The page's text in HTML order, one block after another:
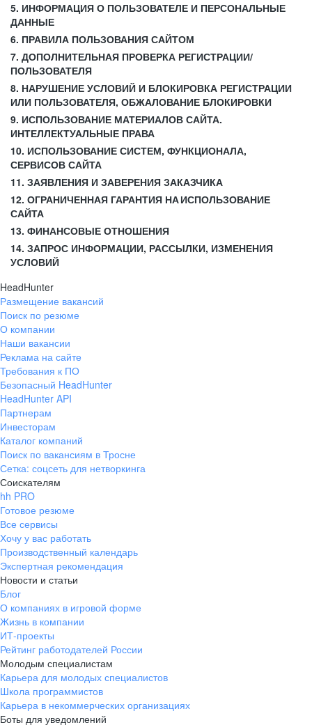
5. ИНФОРМАЦИЯ О ПОЛЬЗОВАТЕЛЕ И ПЕРСОНАЛЬНЫЕ
ДАННЫЕ
6. ПРАВИЛА ПОЛЬЗОВАНИЯ САЙТОМ
7. ДОПОЛНИТЕЛЬНАЯ ПРОВЕРКА РЕГИСТРАЦИИ/
ПОЛЬЗОВАТЕЛЯ
8. НАРУШЕНИЕ УСЛОВИЙ И БЛОКИРОВКА РЕГИСТРАЦИИ
ИЛИ ПОЛЬЗОВАТЕЛЯ, ОБЖАЛОВАНИЕ БЛОКИРОВКИ
9. ИСПОЛЬЗОВАНИЕ МАТЕРИАЛОВ САЙТА.
ИНТЕЛЛЕКТУАЛЬНЫЕ ПРАВА
10. ИСПОЛЬЗОВАНИЕ СИСТЕМ, ФУНКЦИОНАЛА,
СЕРВИСОВ САЙТА
11. ЗАЯВЛЕНИЯ И ЗАВЕРЕНИЯ ЗАКАЗЧИКА
12. ОГРАНИЧЕННАЯ ГАРАНТИЯ НА ИСПОЛЬЗОВАНИЕ
САЙТА
13. ФИНАНСОВЫЕ ОТНОШЕНИЯ
14. ЗАПРОС ИНФОРМАЦИИ, РАССЫЛКИ, ИЗМЕНЕНИЯ
УСЛОВИЙ
HeadHunter
Размещение вакансий
Поиск по резюме
О компании
Наши вакансии
Реклама на сайте
Требования к ПО
Безопасный HeadHunter
HeadHunter API
Партнерам
Инвесторам
Каталог компаний
Поиск по вакансиям в Тросне
Сетка: соцсеть для нетворкинга
Соискателям
hh PRO
Готовое резюме
Все сервисы
Хочу у вас работать
Производственный календарь
Экспертная рекомендация
Новости и статьи
Блог
О компаниях в игровой форме
Жизнь в компании
ИТ-проекты
Рейтинг работодателей России
Молодым специалистам
Карьера для молодых специалистов
Школа программистов
Карьера в некоммерческих организациях
Боты для уведомлений